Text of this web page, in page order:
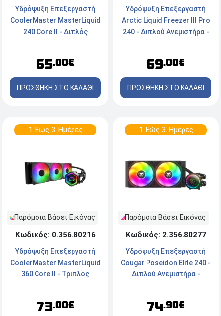
Υδρόψυξη Επεξεργαστή
CoolerMaster MasterLiquid
240 Core II - Διπλός
65.00€
ΠΡΟΣΘΗΚΗ ΣΤΟ ΚΑΛΑΘΙ
Υδρόψυξη Επεξεργαστή
Arctic Liquid Freezer III Pro
240 - Διπλού Ανεμιστήρα -
Black
69.00€
ΠΡΟΣΘΗΚΗ ΣΤΟ ΚΑΛΑΘΙ
1 Εώς 3 Ημέρες
Παρόμοια Βάσει Εικόνας
Κωδικός: 0.356.80216
Υδρόψυξη Επεξεργαστή
CoolerMaster MasterLiquid
360 Core II - Τριπλός
73.00€
1 Εώς 3 Ημέρες
Παρόμοια Βάσει Εικόνας
Κωδικός: 2.356.80277
Υδρόψυξη Επεξεργαστή
Cougar Poseidon Elite 240 -
Διπλού Ανεμιστήρα -
74.90€